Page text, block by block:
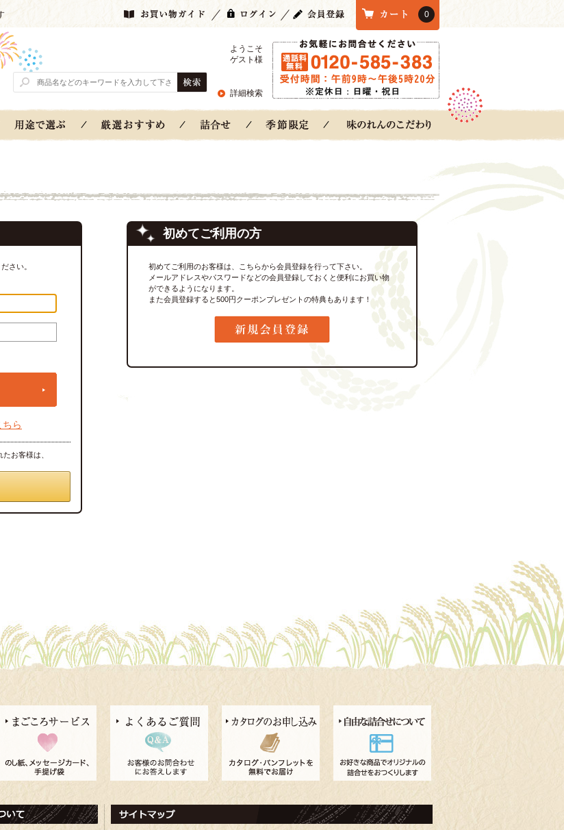
0
ようこそ
ゲスト様
詳細検索
さい。
ら
お客様は、
初めてご利用の方
初めてご利用のお客様は、こちらから会員登録を行って下さい。
メールアドレスやパスワードなどの会員登録しておくと便利にお買い物
ができるようになります。
また会員登録すると500円クーポンプレゼントの特典もあります！